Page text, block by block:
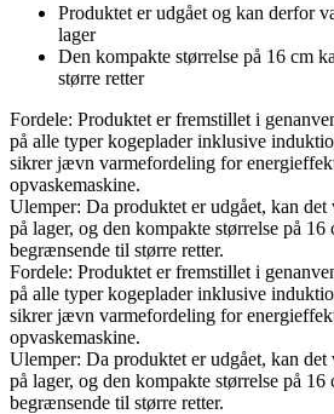
Produktet er udgået og kan derfor
lager
Den kompakte størrelse på 16 cm
større retter
Fordele: Produktet er fremstillet i
på alle typer kogeplader inklusive
sikrer jævn varmefordeling for
opvaskemaskine.
Ulemper: Da produktet er udgået, kan
på lager, og den kompakte størrelse på
begrænsende til større retter.
Fordele: Produktet er fremstillet i
på alle typer kogeplader inklusive
sikrer jævn varmefordeling for
opvaskemaskine.
Ulemper: Da produktet er udgået, kan
på lager, og den kompakte størrelse på
begrænsende til større retter.